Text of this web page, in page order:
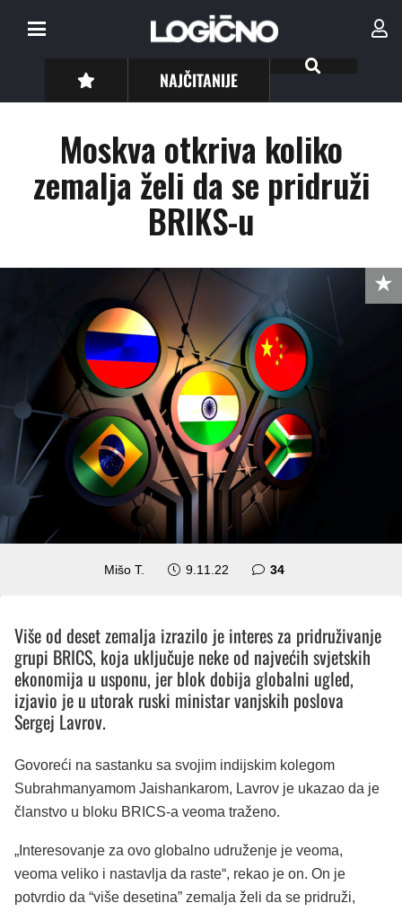
NAJČITANIJE
Moskva otkriva koliko
zemalja želi da se pridruži
BRIKS-u
Mišo T. 9.11.22 34komentara
Više od deset zemalja izrazilo je interes za pridruživanje
grupi BRICS, koja uključuje neke od najvećih svjetskih
ekonomija u usponu, jer blok dobija globalni ugled,
izjavio je u utorak ruski ministar vanjskih poslova
Sergej Lavrov.
Govoreći na sastanku sa svojim indijskim kolegom
Subrahmanyamom Jaishankarom, Lavrov je ukazao da je
članstvo u bloku BRICS-a veoma traženo.
„Interesovanje za ovo globalno udruženje je veoma,
veoma veliko i nastavlja da raste“, rekao je on. On je
potvrdio da “više desetina” zemalja želi da se pridruži,